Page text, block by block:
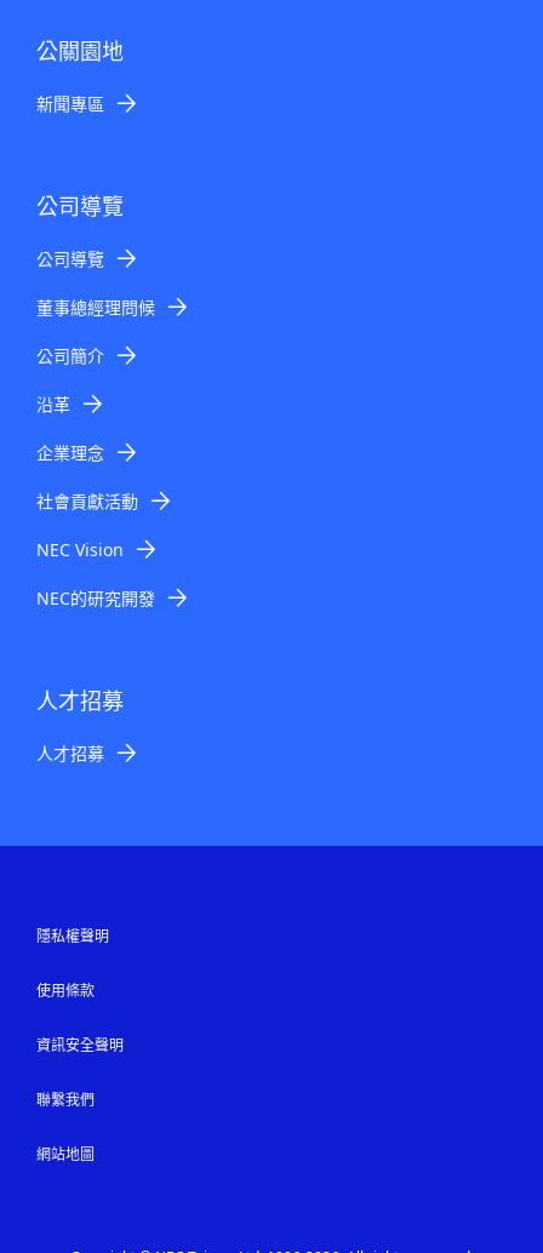
公關園地
新聞專區
公司導覽
公司導覽
董事總經理問候
公司簡介
沿革
企業理念
社會貢獻活動
NEC Vision
NEC的研究開發
人才招募
人才招募
隱私權聲明
使用條款
資訊安全聲明
聯繫我們
網站地圖